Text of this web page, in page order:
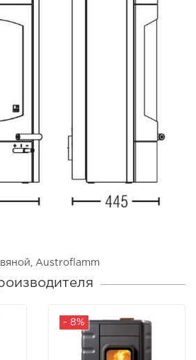
, Austroflamm
- 8%